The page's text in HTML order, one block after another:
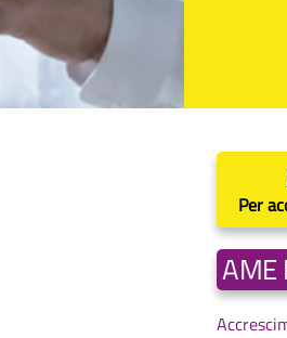
Per
AME